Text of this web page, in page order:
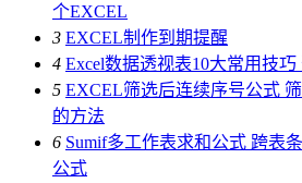
个EXCEL
3 EXCEL制作到期提醒
4 Excel数据透视表10大常用技
5 EXCEL筛选后连续序号公式
的方法
6 Sumif多工作表求和公式 跨表
公式